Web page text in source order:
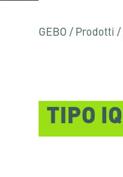
GEBO / Prodotti /
TIPO IQ